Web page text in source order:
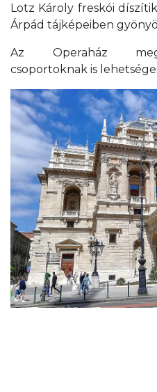
Lotz Károly freskói
Árpád tájképeiben
Az Operaház
csoportoknak is